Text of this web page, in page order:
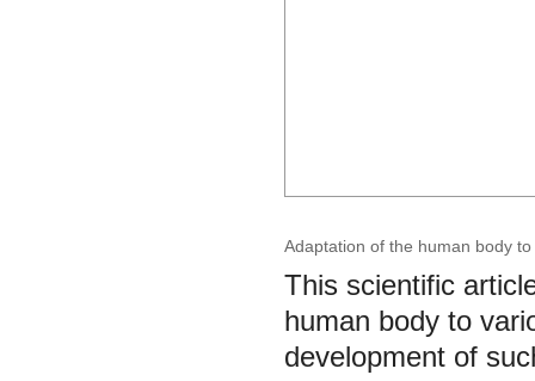
Adaptation of the human body
This scientific
human body to
development of